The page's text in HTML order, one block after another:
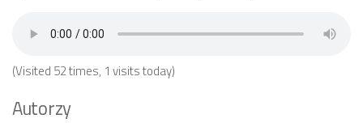
(Visited 52 times, 1 visits today)
Autorzy